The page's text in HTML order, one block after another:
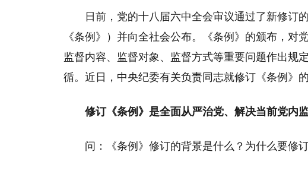
日前，党的十八届六中全会审议通过了新修订
《条例》）并向全社会公布。《条例》的颁布，对
监督内容、监督对象、监督方式等重要问题作出规
循。近日，中央纪委有关负责同志就修订《条例》
修订《条例》是全面从严治党、解决当前党内
问：《条例》修订的背景是什么？为什么要修